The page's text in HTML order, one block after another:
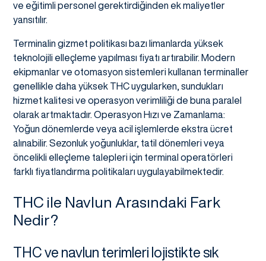
ve eğitimli personel gerektirdiğinden ek maliyetler
yansıtılır.
Terminalin gizmet politikası bazı limanlarda yüksek
teknolojili elleçleme yapılması fiyatı artırabilir. Modern
ekipmanlar ve otomasyon sistemleri kullanan terminaller
genellikle daha yüksek THC uygularken, sundukları
hizmet kalitesi ve operasyon verimliliği de buna paralel
olarak artmaktadır. Operasyon Hızı ve Zamanlama:
Yoğun dönemlerde veya acil işlemlerde ekstra ücret
alınabilir. Sezonluk yoğunluklar, tatil dönemleri veya
öncelikli elleçleme talepleri için terminal operatörleri
farklı fiyatlandırma politikaları uygulayabilmektedir.
THC ile Navlun Arasındaki Fark
Nedir?
THC ve navlun terimleri lojistikte sık